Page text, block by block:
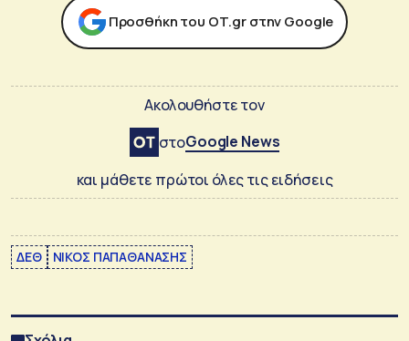
Προσθήκη του ΟΤ.gr στην Google
Ακολουθήστε τον
στοGoogle News
και μάθετε πρώτοι όλες τις ειδήσεις
ΔΕΘ ΝΙΚΟΣ ΠΑΠΑΘΑΝΑΣΗΣ